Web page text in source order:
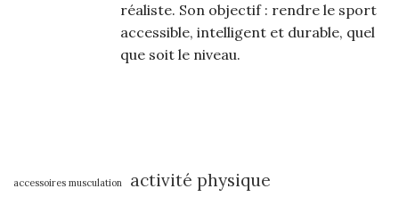
réaliste. Son objectif : rendre le sport
accessible, intelligent et durable, quel
que soit le niveau.
accessoires musculation activité physique